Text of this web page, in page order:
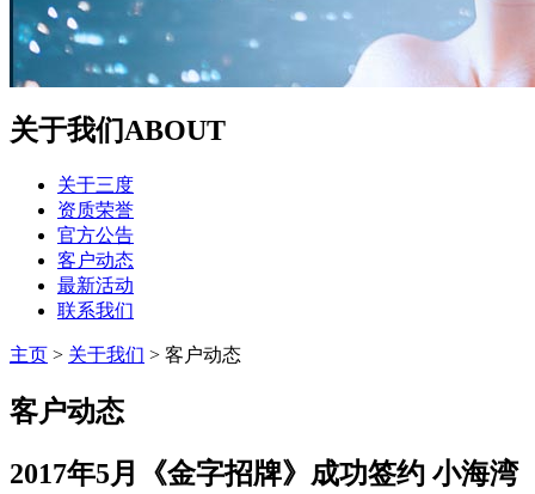
关于我们ABOUT
关于三度
资质荣誉
官方公告
客户动态
最新活动
联系我们
主页 > 关于我们 > 客户动态
客户动态
2017年5月《金字招牌》成功签约 小海湾